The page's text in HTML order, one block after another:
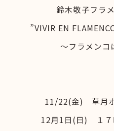
鈴木敬子フラ
”VIVIR EN
～フラメンコ
11/22(金) 草月
12月1日(日) １７